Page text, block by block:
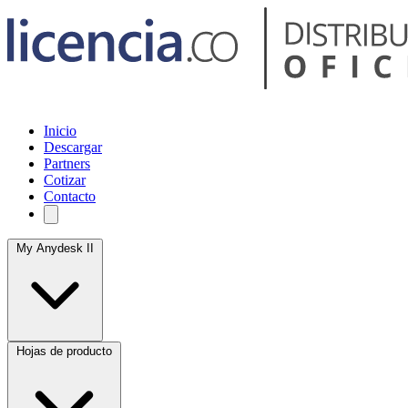
Inicio
Descargar
Partners
Cotizar
Contacto
My Anydesk II
Hojas de producto